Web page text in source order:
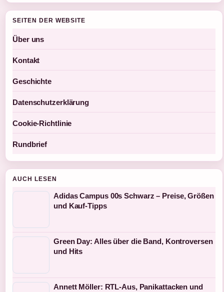
SEITEN DER WEBSITE
Über uns
Kontakt
Geschichte
Datenschutzerklärung
Cookie-Richtlinie
Rundbrief
AUCH LESEN
Adidas Campus 00s Schwarz – Preise, Größen
und Kauf-Tipps
Green Day: Alles über die Band, Kontroversen
und Hits
Annett Möller: RTL-Aus, Panikattacken und